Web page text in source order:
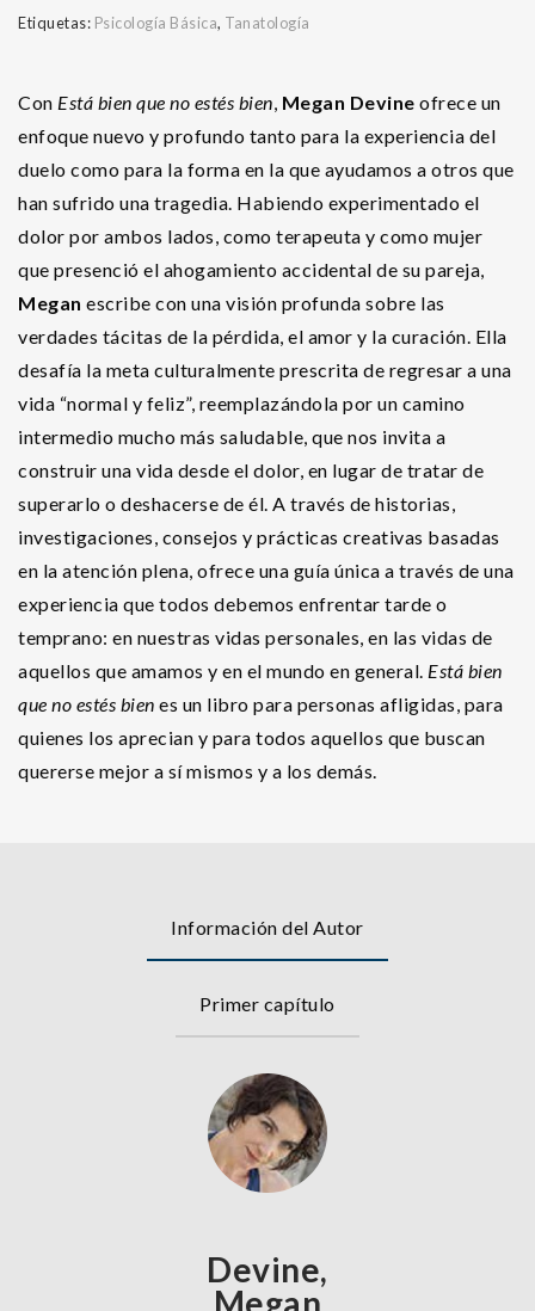
Etiquetas: Psicología Básica, Tanatología
Con Está bien que no estés bien, Megan Devine ofrece un
enfoque nuevo y profundo tanto para la experiencia del
duelo como para la forma en la que ayudamos a otros que
han sufrido una tragedia. Habiendo experimentado el
dolor por ambos lados, como terapeuta y como mujer
que presenció el ahogamiento accidental de su pareja,
Megan escribe con una visión profunda sobre las
verdades tácitas de la pérdida, el amor y la curación. Ella
desafía la meta culturalmente prescrita de regresar a una
vida “normal y feliz”, reemplazándola por un camino
intermedio mucho más saludable, que nos invita a
construir una vida desde el dolor, en lugar de tratar de
superarlo o deshacerse de él. A través de historias,
investigaciones, consejos y prácticas creativas basadas
en la atención plena, ofrece una guía única a través de una
experiencia que todos debemos enfrentar tarde o
temprano: en nuestras vidas personales, en las vidas de
aquellos que amamos y en el mundo en general. Está bien
que no estés bien es un libro para personas afligidas, para
quienes los aprecian y para todos aquellos que buscan
quererse mejor a sí mismos y a los demás.
Información del Autor
Primer capítulo
Devine,
Megan